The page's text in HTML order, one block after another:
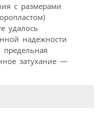
c размерами
удалось
надежности
затухание —